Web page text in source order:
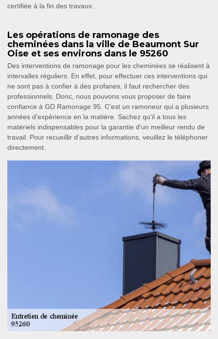
certifiée à la fin des travaux.
Les opérations de ramonage des
cheminées dans la ville de Beaumont Sur
Oise et ses environs dans le 95260
Des interventions de ramonage pour les cheminées se réalisent à
intervalles réguliers. En effet, pour effectuer ces interventions qui
ne sont pas à confier à des profanes, il faut rechercher des
professionnels. Donc, nous pouvons vous proposer de faire
confiance à GD Ramonage 95. C'est un ramoneur qui a plusieurs
années d'expérience en la matière. Sachez qu'il a tous les
matériels indispensables pour la garantie d'un meilleur rendu de
travail. Pour recueillir d'autres informations, veuillez le téléphoner
directement.